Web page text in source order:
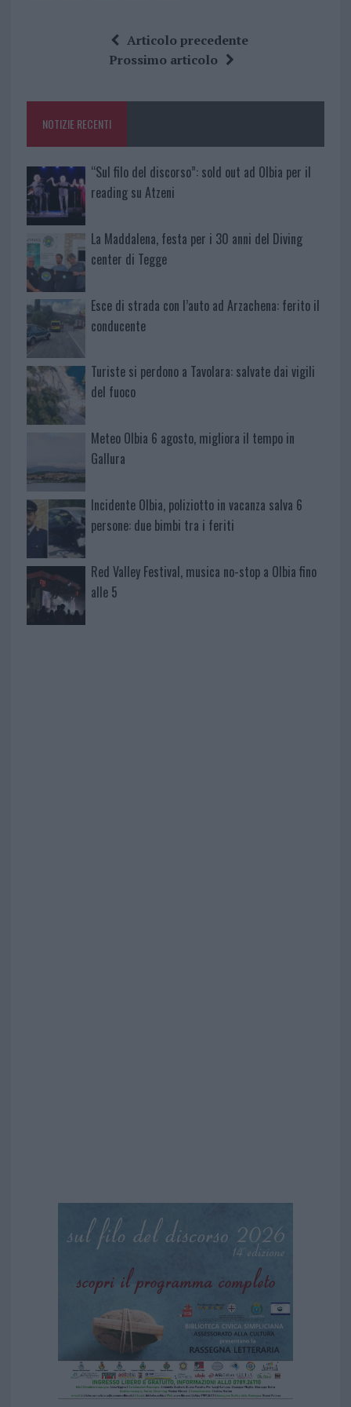
o
k
te
re
at
s
p
a
re
Articolo precedente
Prossimo articolo
NOTIZIE RECENTI
“Sul filo del discorso”: sold out ad Olbia per il
reading su Atzeni
La Maddalena, festa per i 30 anni del Diving
center di Tegge
Esce di strada con l’auto ad Arzachena: ferito il
conducente
Turiste si perdono a Tavolara: salvate dai vigili
del fuoco
Meteo Olbia 6 agosto, migliora il tempo in
Gallura
Incidente Olbia, poliziotto in vacanza salva 6
persone: due bimbi tra i feriti
Red Valley Festival, musica no-stop a Olbia fino
alle 5